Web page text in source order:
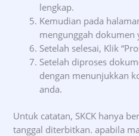
lengkap.
Kemudian pada
mengunggah dokumen
Setelah selesai, Klik
Setelah diproses
dengan menunjukkan
anda.
Untuk catatan, SKCK hanya
tanggal diterbitkan. apabila